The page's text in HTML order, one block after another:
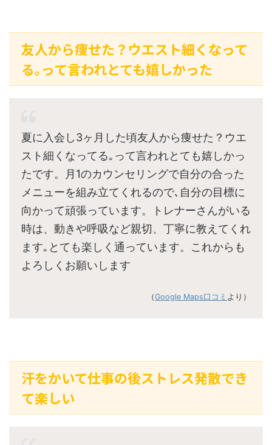
友人から痩せた？ウエスト細くなって
る｡って言われとても嬉しかった
夏に入会し3ヶ月した頃友人から痩せた？ウエ
スト細くなってる｡って言われとても嬉しかっ
たです。月1のカウンセリングで自分の合った
メニューを組み立てくれるので､自分の目標に
向かって頑張っています。トレナーさんがいる
時は、動きや呼吸など親切、丁寧に教えてくれ
ます｡とても楽しく通っています。これからも
よろしくお願いします
（Google Maps口コミ より）
汗をかいて仕事の後ストレス発散でき
て楽しい